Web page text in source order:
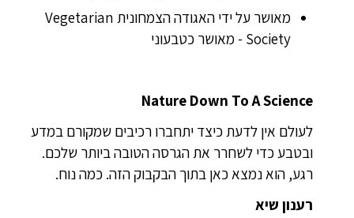
מאושר על ידי האגודה הצמחונית Vegetarian
Society - מאושר כטבעוני
Nature Down To A Science
לעולם אין לדעת כיצד יתחברו רכיבים שמקורם במדע
ובטבע כדי לשחרר את הגרסה הטובה ביותר שלכם.
רגע, הוא נמצא כאן בתוך הבקבוק הזה. כמה נוח.
רענון שיא